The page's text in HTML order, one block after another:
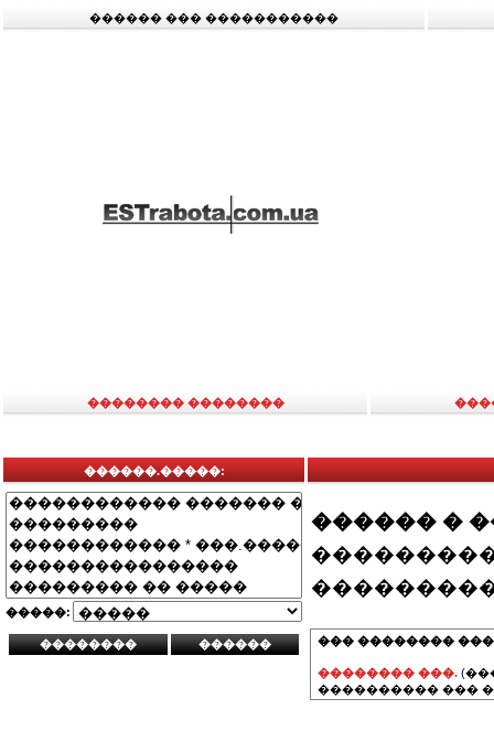
������ ��� �����������
�������� ��������
������.�����:
�����:
������ �
��� ��������
�������� ���.
���������� ���